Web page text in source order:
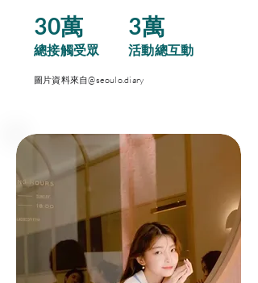
30萬
總接觸受眾
3萬
​活動總互動
圖片資料來自@seoulo.diary